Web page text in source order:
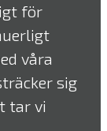
för
våra
sig
tar vi